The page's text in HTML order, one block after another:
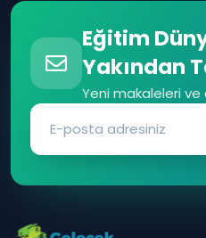
Eğitim
Yakından
Yeni makaleleri ve